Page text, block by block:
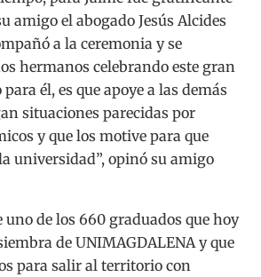
amigo el abogado Jesús Alcides
a la ceremonia y se
hermanos celebrando este gran
él, es que apoye a las demás
situaciones parecidas por
y que los motive para que
universidad”, opinó su amigo
uno de los 660 graduados que hoy
de UNIMAGDALENA y que
para salir al territorio con